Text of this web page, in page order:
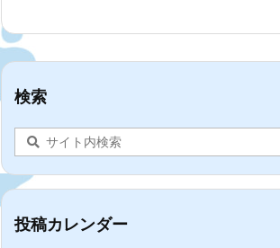
検索
投稿カレンダー